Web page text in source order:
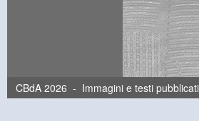
CBdA 2026 - Immagini e testi